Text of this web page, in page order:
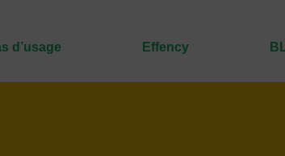
d’usage Effency